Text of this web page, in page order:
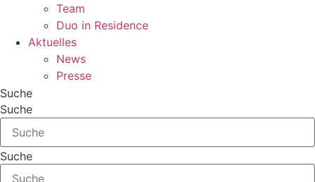
Team
Duo in Residence
Aktuelles
News
Presse
Suche
Suche
Suche